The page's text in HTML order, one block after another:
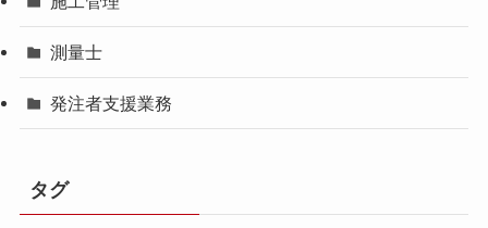
測量士
発注者支援業務
タグ